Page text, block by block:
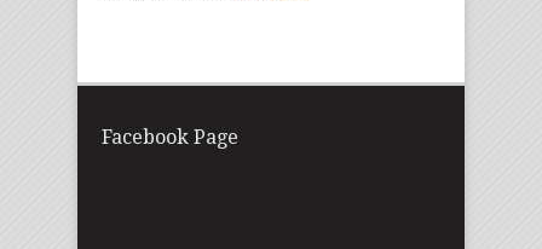
Facebook Page